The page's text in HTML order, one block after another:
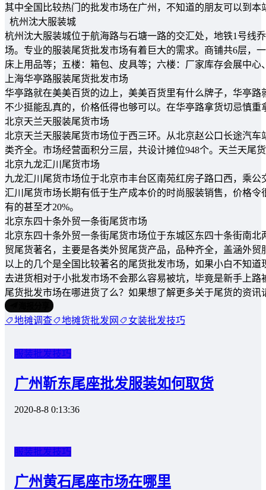
其中全国比较热门的批发市场在广州，不知道的朋友可以到
杭州沈大服装城
杭州沈大服装城位于航海路与石塘一路的交汇处，地铁1号线
场。专业的服装尾货批发市场有着巨大的需求。商铺共6层，
床上用品等；五楼：箱包、皮具等；六楼：厂家库存会展中心
上海华亭路服装尾货批发市场
华亭路就在美美百货的边上，美美百货里有什么牌子，华亭
不少挺能乱真的，价格低得也够可以。在华亭路拿货切忌慎
北京天兰天服装尾货市场
北京天兰天服装尾货市场位于西三环。从北京赵公口长途汽
类齐全。市场经营面积分三层，共设计摊位948个。天兰天
北京九龙汇川尾货市场
九龙汇川尾货市场位于北京市丰台区南苑红房子路口西，乘公
汇川尾货市场长期有低于生产成本价的时尚服装销售，价格
有的甚至才20%。
北京东四十条外贸一条街尾货市场
北京东四十条外贸一条街尾货市场位于东城区东四十条街南
贸尾货著名，主要是各类外贸尾货产品，品种齐全，盖涵外贸
以上的几个是全国比较著名的尾货批发市场，如果小白不知
去进货相对于小批发市场不会那么容易被坑，毕竟是新手上
尾货批发市场在哪进货了么？如果想了解更多关于尾货的资讯
地摊调查 地摊货批发网 女装批发技巧
服装批发技巧
广州靳东尾座批发服装如何取货
2020-8-8 0:13:36
服装批发技巧
广州黄石尾座市场在哪里